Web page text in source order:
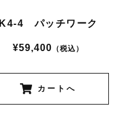
K4-4 パッチワーク
¥59,400 （税込）
カートへ